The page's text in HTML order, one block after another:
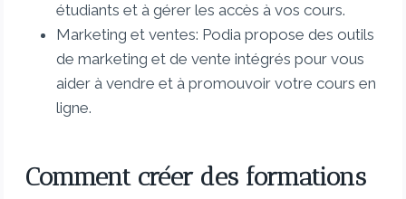
étudiants et à gérer les accès à vos cours.
Marketing et ventes: Podia propose des outils
de marketing et de vente intégrés pour vous
aider à vendre et à promouvoir votre cours en
ligne.
Comment créer des formations